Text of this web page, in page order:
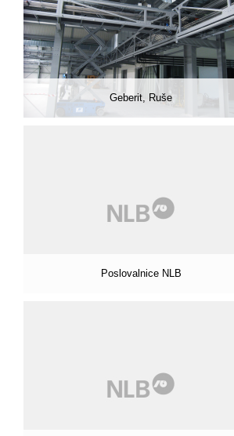
Geberit, Ruše
Poslovalnice NLB